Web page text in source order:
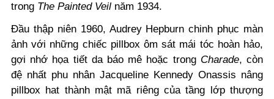
trong The Painted Veil năm 1934.
Đầu thập niên 1960, Audrey Hepburn chinh phục màn
ảnh với những chiếc pillbox ôm sát mái tóc hoàn hảo,
gợi nhớ họa tiết da báo mê hoặc trong Charade, còn
đệ nhất phu nhân Jacqueline Kennedy Onassis nâng
pillbox hat thành mật mã riêng của tầng lớp thượng